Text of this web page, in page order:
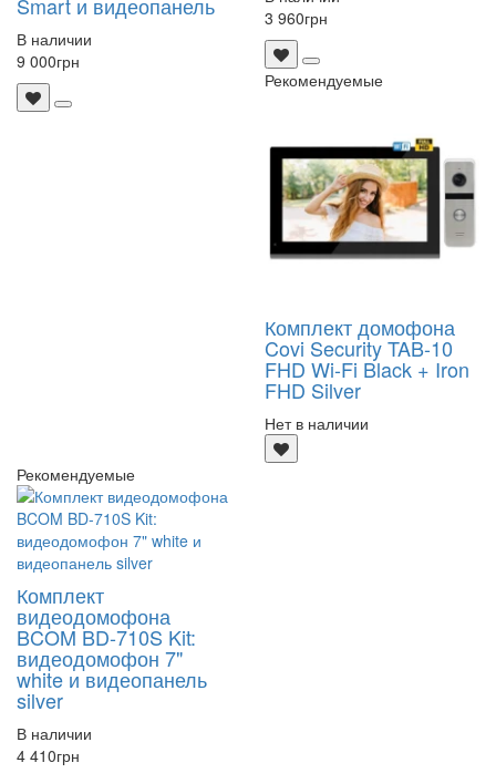
В наличии
9 000грн
3 960грн
Рекомендуемые
Комплект домофона
Covi Security TAB-10
FHD Wi-Fi Black + Iron
FHD Silver
Нет в наличии
Рекомендуемые
Комплект
видеодомофона
BCOM BD-710S Kit:
видеодомофон 7"
white и видеопанель
silver
В наличии
4 410грн